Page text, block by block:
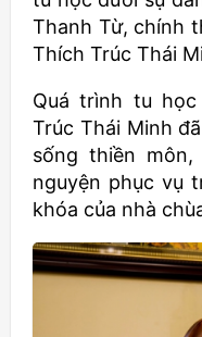
Thanh Từ, chính
Thích Trúc Thái
Quá trình tu
Trúc Thái Minh
sống thiền
nguyện phục vụ
khóa của nhà